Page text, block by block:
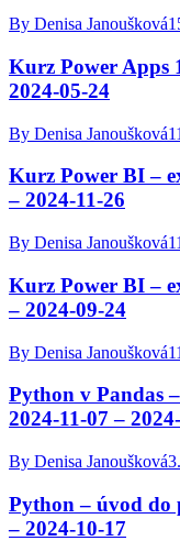
By Denisa Janoušková
Kurz Power Apps
2024-05-24
By Denisa Janoušková
Kurz Power BI –
– 2024-11-26
By Denisa Janoušková
Kurz Power BI –
– 2024-09-24
By Denisa Janoušková
Python v Pandas
2024-11-07 –
By Denisa Janoušková
Python – úvod do
– 2024-10-17